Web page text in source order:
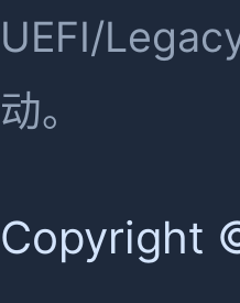
UEFI/
动。
Copyright